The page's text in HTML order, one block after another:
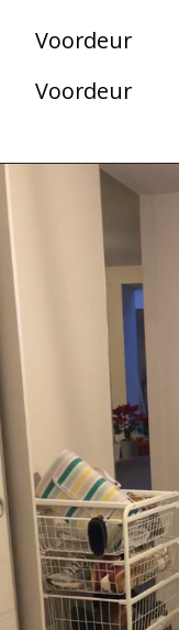
Voordeur
Voordeur